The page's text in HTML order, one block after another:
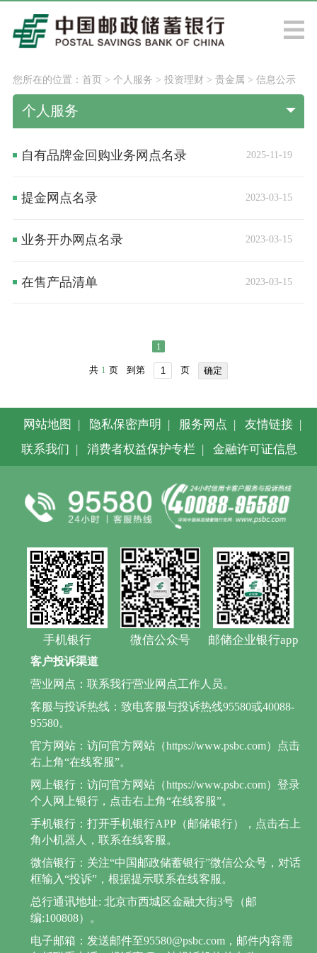
您所在的位置： 首页> 个人服务 > 投资理财 > 贵金属 > 信息公示
个人服务
2025-11-19
自有品牌金回购业务网点名录
2023-03-15
提金网点名录
2023-03-15
业务开办网点名录
2023-03-15
在售产品清单
1
共 1 页 到第 页 确定
网站地图 | 隐私保密声明 | 服务网点 | 友情链接 |
联系我们 | 消费者权益保护专栏 | 金融许可证信息
手机银行 微信公众号 邮储企业银行app
客户投诉渠道
营业网点：联系我行营业网点工作人员。
客服与投诉热线：致电客服与投诉热线95580或40088-
95580。
官方网站：访问官方网站（https://www.psbc.com）点击
右上角“在线客服”。
网上银行：访问官方网站（https://www.psbc.com）登录
个人网上银行，点击右上角“在线客服”。
手机银行：打开手机银行APP（邮储银行），点击右上
角小机器人，联系在线客服。
微信银行：关注“中国邮政储蓄银行”微信公众号，对话
框输入“投诉”，根据提示联系在线客服。
总行通讯地址: 北京市西城区金融大街3号（邮
编:100808）。
电子邮箱：发送邮件至95580@psbc.com，邮件内容需